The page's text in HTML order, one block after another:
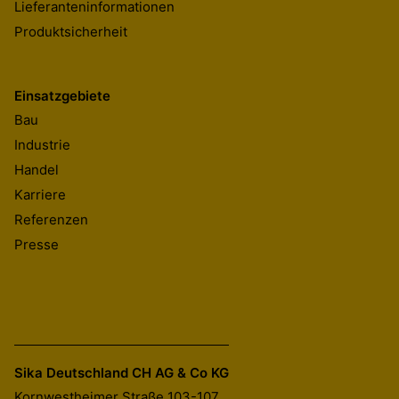
Lieferanteninformationen
Produktsicherheit
Einsatzgebiete
Bau
Industrie
Handel
Karriere
Referenzen
Presse
Sika Deutschland CH AG & Co KG